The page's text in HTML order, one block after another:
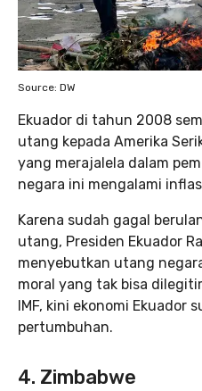
Source: DW
Ekuador di tahun 2008
utang kepada Amerika
yang merajalela dalam
negara ini mengalami
Karena sudah gagal
utang, Presiden Ekuador
menyebutkan utang
moral yang tak bisa
IMF, kini ekonomi Ekuador
pertumbuhan.
4. Zimbabwe